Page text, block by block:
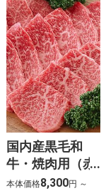
国内産黒毛和
牛・焼肉用（赤
身）
本体価格8,300円 ～